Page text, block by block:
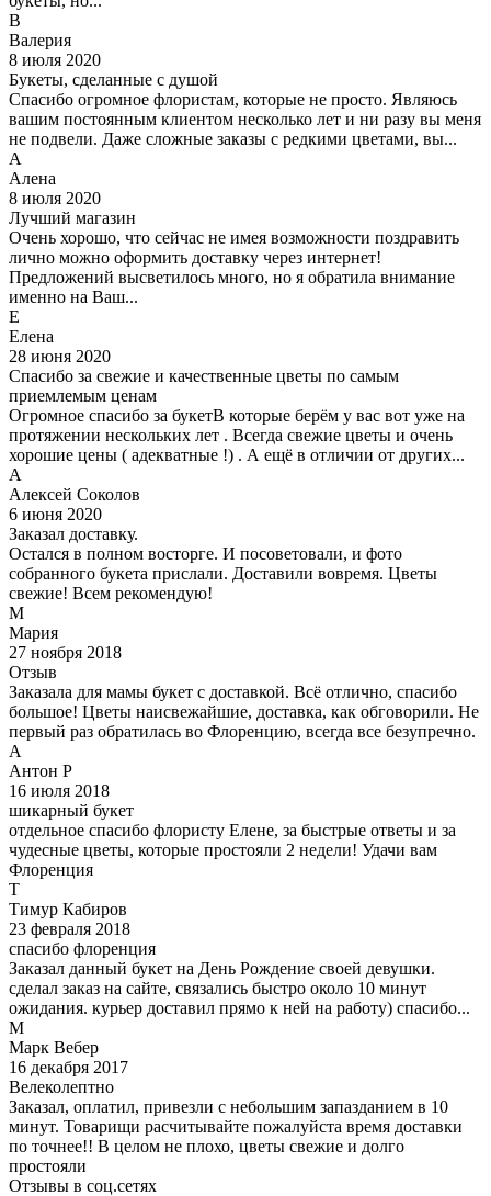
В
Валерия
8 июля 2020
Букеты, сделанные с душой
Спасибо огромное флористам, которые не просто. Являюсь
вашим постоянным клиентом несколько лет и ни разу вы меня
не подвели. Даже сложные заказы с редкими цветами, вы...
А
Алена
8 июля 2020
Лучший магазин
Очень хорошо, что сейчас не имея возможности поздравить
лично можно оформить доставку через интернет!
Предложений высветилось много, но я обратила внимание
именно на Ваш...
Е
Елена
28 июня 2020
Спасибо за свежие и качественные цветы по самым
приемлемым ценам
Огромное спасибо за букетВ которые берём у вас вот уже на
протяжении нескольких лет . Всегда свежие цветы и очень
хорошие цены ( адекватные !) . А ещё в отличии от других...
А
Алексей Соколов
6 июня 2020
Заказал доставку.
Остался в полном восторге. И посоветовали, и фото
собранного букета прислали. Доставили вовремя. Цветы
свежие! Всем рекомендую!
М
Мария
27 ноября 2018
Отзыв
Заказала для мамы букет с доставкой. Всё отлично, спасибо
большое! Цветы наисвежайшие, доставка, как обговорили. Не
первый раз обратилась во Флоренцию, всегда все безупречно.
А
Антон Р
16 июля 2018
шикарный букет
отдельное спасибо флористу Елене, за быстрые ответы и за
чудесные цветы, которые простояли 2 недели! Удачи вам
Флоренция
Т
Тимур Кабиров
23 февраля 2018
спасибо флоренция
Заказал данный букет на День Рождение своей девушки.
сделал заказ на сайте, связались быстро около 10 минут
ожидания. курьер доставил прямо к ней на работу) спасибо...
М
Марк Вебер
16 декабря 2017
Велеколептно
Заказал, оплатил, привезли с небольшим запазданием в 10
минут. Товарищи расчитывайте пожалуйста время доставки
по точнее!! В целом не плохо, цветы свежие и долго
простояли
Отзывы в соц.сетях